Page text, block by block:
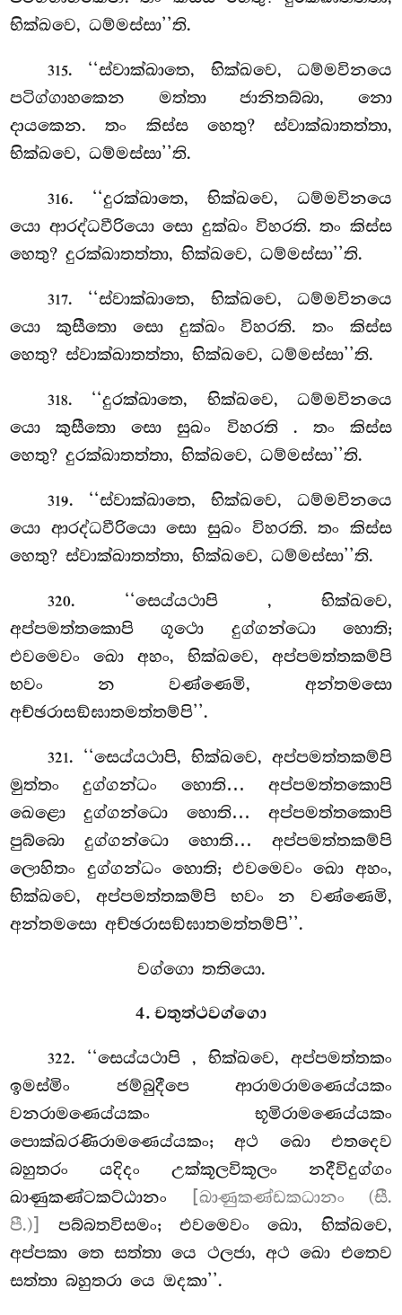
භික්ඛවෙ, ධම්මස්සා’’ති.
315. ‘‘ස්වාක්ඛාතෙ, භික්ඛවෙ, ධම්මවිනයෙ
පටිග්ගාහකෙන මත්තා ජානිතබ්බා, නො
දායකෙන. තං කිස්ස හෙතු? ස්වාක්ඛාතත්තා,
භික්ඛවෙ, ධම්මස්සා’’ති.
316. ‘‘දුරක්ඛාතෙ, භික්ඛවෙ, ධම්මවිනයෙ
යො ආරද්ධවීරියො සො දුක්ඛං විහරති. තං කිස්ස
හෙතු? දුරක්ඛාතත්තා, භික්ඛවෙ, ධම්මස්සා’’ති.
317. ‘‘ස්වාක්ඛාතෙ, භික්ඛවෙ, ධම්මවිනයෙ
යො කුසීතො සො දුක්ඛං විහරති. තං කිස්ස
හෙතු? ස්වාක්ඛාතත්තා, භික්ඛවෙ, ධම්මස්සා’’ති.
318. ‘‘දුරක්ඛාතෙ, භික්ඛවෙ, ධම්මවිනයෙ
යො කුසීතො සො සුඛං විහරති . තං කිස්ස
හෙතු? දුරක්ඛාතත්තා, භික්ඛවෙ, ධම්මස්සා’’ති.
319. ‘‘ස්වාක්ඛාතෙ, භික්ඛවෙ, ධම්මවිනයෙ
යො ආරද්ධවීරියො සො සුඛං විහරති. තං කිස්ස
හෙතු? ස්වාක්ඛාතත්තා, භික්ඛවෙ, ධම්මස්සා’’ති.
320. ‘‘සෙය්යථාපි , භික්ඛවෙ,
අප්පමත්තකොපි ගූථො දුග්ගන්ධො හොති;
එවමෙවං ඛො අහං, භික්ඛවෙ, අප්පමත්තකම්පි
භවං න වණ්ණෙමි, අන්තමසො
අච්ඡරාසඞ්ඝාතමත්තම්පි’’.
321. ‘‘සෙය්යථාපි, භික්ඛවෙ, අප්පමත්තකම්පි
මුත්තං දුග්ගන්ධං හොති… අප්පමත්තකොපි
ඛෙළො දුග්ගන්ධො හොති… අප්පමත්තකොපි
පුබ්බො දුග්ගන්ධො හොති… අප්පමත්තකම්පි
ලොහිතං දුග්ගන්ධං හොති; එවමෙවං ඛො අහං,
භික්ඛවෙ, අප්පමත්තකම්පි භවං න වණ්ණෙමි,
අන්තමසො අච්ඡරාසඞ්ඝාතමත්තම්පි’’.
වග්ගො තතියො.
4. චතුත්ථවග්ගො
322. ‘‘සෙය්යථාපි , භික්ඛවෙ, අප්පමත්තකං
ඉමස්මිං ජම්බුදීපෙ ආරාමරාමණෙය්යකං
වනරාමණෙය්යකං භූමිරාමණෙය්යකං
පොක්ඛරණිරාමණෙය්යකං; අථ ඛො එතදෙව
බහුතරං යදිදං උක්කූලවිකූලං නදීවිදුග්ගං
ඛාණුකණ්ටකට්ඨානං
[ඛාණුකණ්ඩකධානං (සී.
පී.)]
පබ්බතවිසමං; එවමෙවං ඛො, භික්ඛවෙ,
අප්පකා තෙ සත්තා යෙ ථලජා, අථ ඛො එතෙව
සත්තා බහුතරා යෙ ඔදකා’’.